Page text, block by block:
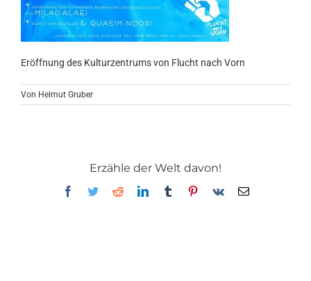
Eröffnung des Kulturzentrums von Flucht nach Vorn
Von Helmut Gruber
Erzähle der Welt davon!
Facebook
TwitterRedditLinkedInTumblrPinterest
Vk
E-